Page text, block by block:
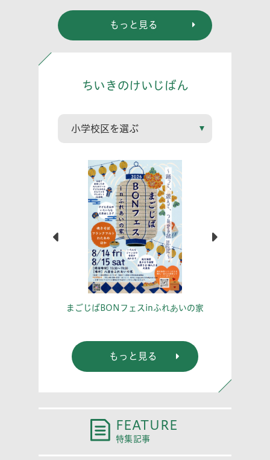
らだ～
もっと見る
ちいきのけいじばん
まごじばBONフェスinふれあいの家
もっと見る
FEATURE
特集記事